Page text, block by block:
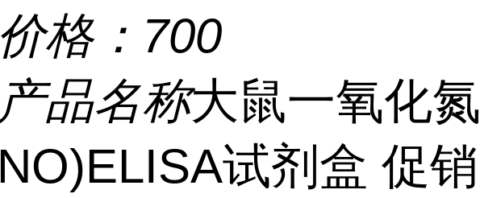
价格： 700
产品名称大鼠一氧化
NO)ELISA试剂盒 促